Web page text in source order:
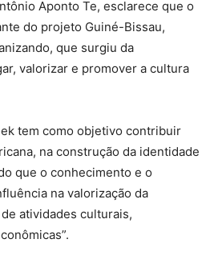
Aponto Te, esclarece que o
do projeto Guiné-Bissau,
que surgiu da
valorizar e promover a cultura
tem como objetivo contribuir
na construção da identidade
que o conhecimento e o
na valorização da
atividades culturais,